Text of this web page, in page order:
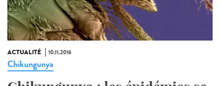
ACTUALITÉ 10.11.2016
Chikungunya